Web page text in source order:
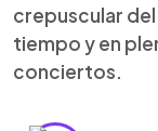
crepuscular
tiempo y en
conciertos.